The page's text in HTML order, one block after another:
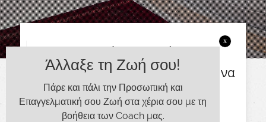
Περιοριστικές πεποιθήσεις
έχουμε όλοι μας. Το θέμα είναι να
μάθουμε να τις ξεπερνάμε.
Άλλαξε τη Ζωή σου!
Πάρε και πάλι την Προσωπική και
Επαγγελματική σου Ζωή στα χέρια σου με τη
βοήθεια των Coach μας.
x